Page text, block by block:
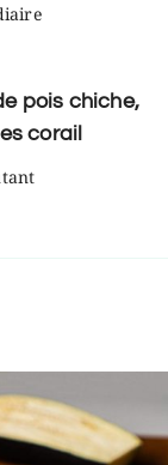
pois chiche,
corail